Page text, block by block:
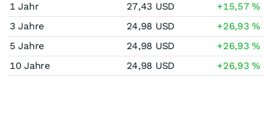
1 Jahr
27,43 USD +15,57%
3 Jahre
24,98 USD +26,93%
5 Jahre
24,98 USD +26,93%
10 Jahre
24,98 USD +26,93%